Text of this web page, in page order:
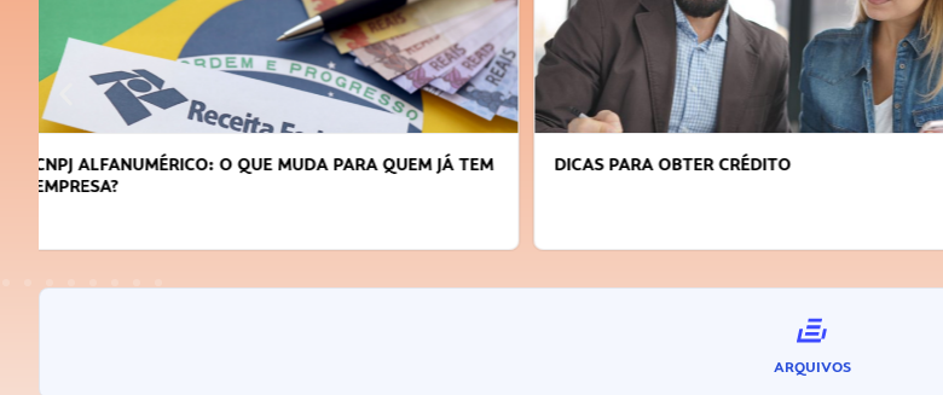
DICAS PARA OBTER CRÉDITO
FAÇA A DIFERENÇA: SEJA SUSTENTÁVEL, SEJA
ARQUIVOS